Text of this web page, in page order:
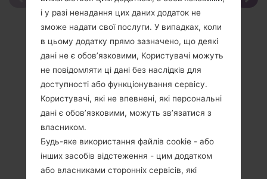
і у разі ненадання цих даних додаток не
зможе надати свої послуги. У випадках, коли
в цьому додатку прямо зазначено, що деякі
дані не є обов’язковими, Користувачі можуть
не повідомляти ці дані без наслідків для
доступності або функціонування сервісу.
Користувачі, які не впевнені, які персональні
дані є обов’язковими, можуть зв’язатися з
власником.
Будь-яке використання файлів cookie - або
інших засобів відстеження - цим додатком
або власниками сторонніх сервісів, які